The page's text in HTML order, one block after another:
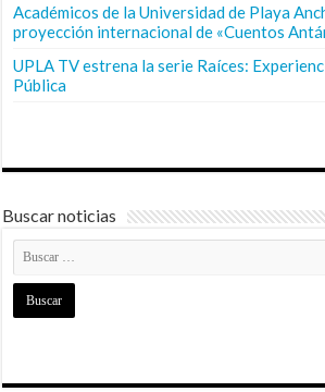
Académicos de la Universidad de Playa
proyección internacional de «Cuentos
UPLA TV estrena la serie Raíces:
Pública
Buscar noticias